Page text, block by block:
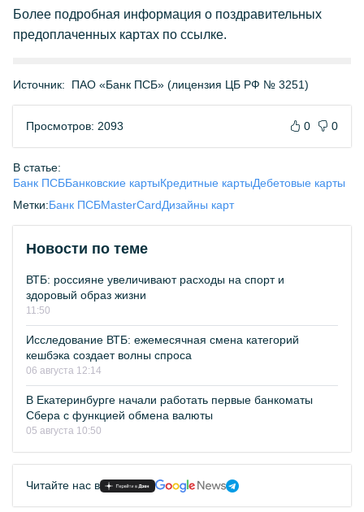
Более подробная информация о поздравительных
предоплаченных картах по ссылке.
Источник: ПАО «Банк ПСБ» (лицензия ЦБ РФ № 3251)
Просмотров: 2093 0 0
В статье:
Банк ПСББанковские картыКредитные картыДебетовые карты
Метки:Банк ПСБMasterCardДизайны карт
Новости по теме
ВТБ: россияне увеличивают расходы на спорт и
здоровый образ жизни
11:50
Исследование ВТБ: ежемесячная смена категорий
кешбэка создает волны спроса
06 августа 12:14
В Екатеринбурге начали работать первые банкоматы
Сбера с функцией обмена валюты
05 августа 10:50
Читайте нас в